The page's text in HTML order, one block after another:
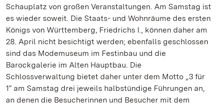
Schauplatz von großen Veranstaltungen. Am Samstag ist
es wieder soweit. Die Staats- und Wohnräume des ersten
Königs von Württemberg, Friedrichs I., können daher am
28. April nicht besichtigt werden; ebenfalls geschlossen
sind das Modemuseum im Festinbau und die
Barockgalerie im Alten Hauptbau. Die
Schlossverwaltung bietet daher unter dem Motto „3 für
1“ am Samstag drei jeweils halbstündige Führungen an,
an denen die Besucherinnen und Besucher mit dem